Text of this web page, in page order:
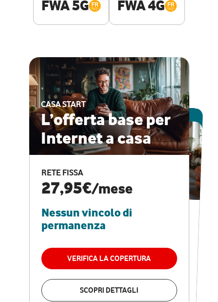
FWA 5G FWA 4G
CASA START
L’offerta base per
Internet a casa
RETE FISSA
27,95€/mese
Nessun vincolo di
permanenza
VERIFICA LA COPERTURA
SCOPRI DETTAGLI
ESCLUSIVA ONLINE
CASA PRO
Internet veloce e
vantaggi speciali
RETE FISSA + VODAFONE CLUB
29,95€
permanenza
VERIFICA LA COPERTURA